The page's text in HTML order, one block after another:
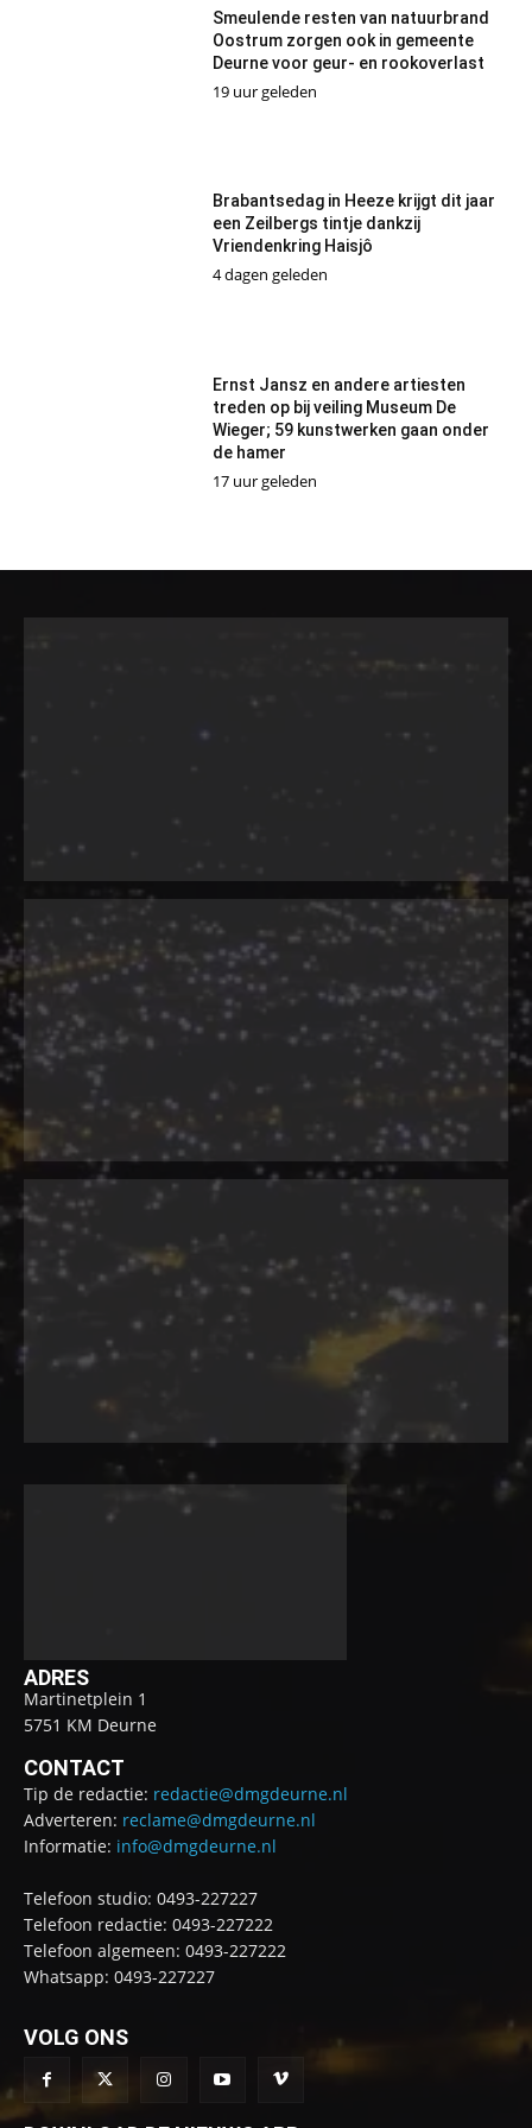
Smeulende resten van natuurbrand
Oostrum zorgen ook in gemeente
Deurne voor geur- en rookoverlast
19 uur geleden
Brabantsedag in Heeze krijgt dit jaar
een Zeilbergs tintje dankzij
Vriendenkring Haisjô
4 dagen geleden
Ernst Jansz en andere artiesten
treden op bij veiling Museum De
Wieger; 59 kunstwerken gaan onder
de hamer
17 uur geleden
ADRES
Martinetplein 1
5751 KM Deurne
CONTACT
Tip de redactie: redactie@dmgdeurne.nl
Adverteren: reclame@dmgdeurne.nl
Informatie: info@dmgdeurne.nl
Telefoon studio: 0493-227227
Telefoon redactie: 0493-227222
Telefoon algemeen: 0493-227222
Whatsapp: 0493-227227
VOLG ONS